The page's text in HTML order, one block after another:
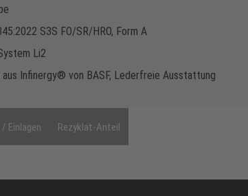
S3S FO/SR/HRO, Form A
Li2
aus Infinergy® von BASF, Lederfreie Ausstattung
Einlagen Rezyklat-Anteil